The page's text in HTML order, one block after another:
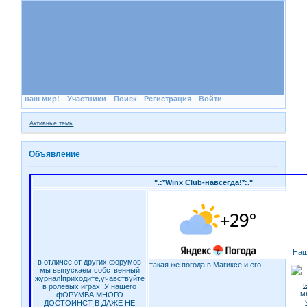
наш мир! Участники Поиск Регистрация Войти
Активные темы
Объявление
".:*Winx Club-навсегда!*:."
в отличее от других форумов
мы выпускаем собственный
журнал!приходите,учавствуйте
в ролевых играх .У нашего
фОРУМВА МНОГО
ДОСТОИНСТ В ДАЖЕ НЕ
такая же погода в Магиксе и его